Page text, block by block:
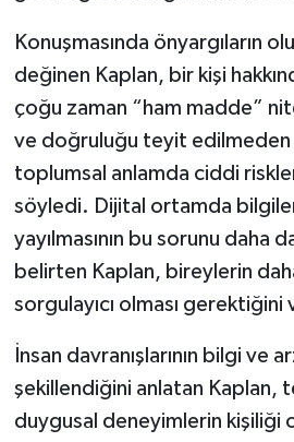
Konuşmasında önyargıların
değinen Kaplan, bir kişi
çoğu zaman “ham madde”
ve doğruluğu teyit edilmeden
toplumsal anlamda ciddi
söyledi. Dijital ortamda
yayılmasının bu sorunu daha
belirten Kaplan, bireylerin
sorgulayıcı olması gerektiğini
İnsan davranışlarının bilgi ve
şekillendiğini anlatan Kaplan,
duygusal deneyimlerin kişiliği